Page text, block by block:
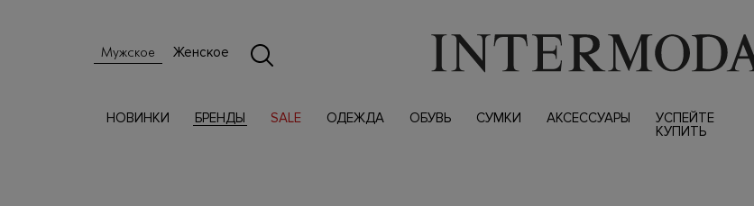
Мужское Женское
НОВИНКИ БРЕНДЫ SALE ОДЕЖДА ОБУВЬ СУМКИ АКСЕССУАРЫ
УСПЕЙТЕ
КУПИТЬ